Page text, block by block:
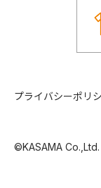
©KASAMA
プライバシーポリ